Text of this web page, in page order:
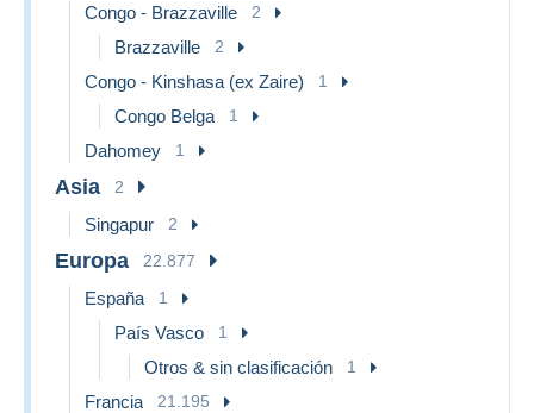
Congo - Brazzaville 2
Brazzaville 2
Congo - Kinshasa (ex Zaire) 1
Congo Belga 1
Dahomey 1
Asia 2
Singapur 2
Europa 22.877
España 1
País Vasco 1
Otros & sin clasificación 1
Francia 21.195